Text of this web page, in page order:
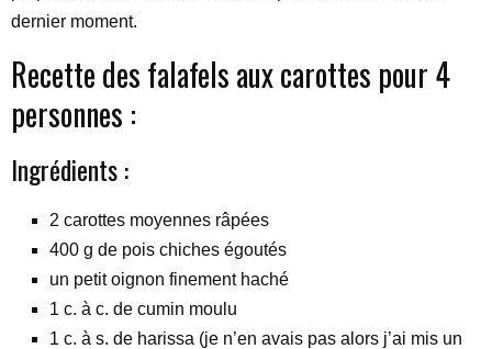
dernier moment.
Recette des falafels aux carottes pour 4
personnes :
Ingrédients :
2 carottes moyennes râpées
400 g de pois chiches égoutés
un petit oignon finement haché
1 c. à c. de cumin moulu
1 c. à s. de harissa (je n’en avais pas alors j’ai mis un